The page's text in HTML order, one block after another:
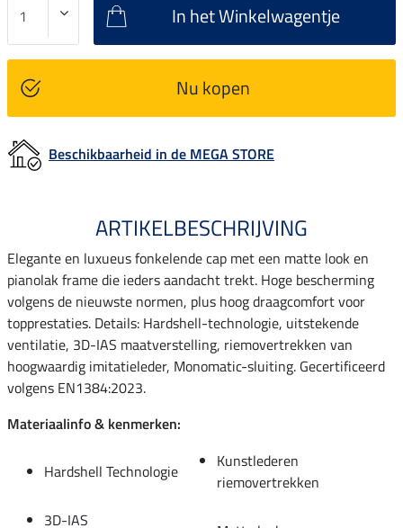
In het Winkelwagentje
Nu kopen
Beschikbaarheid in de MEGA STORE
ARTIKELBESCHRIJVING
Elegante en luxueus fonkelende cap met een matte look en
pianolak frame die ieders aandacht trekt. Hoge bescherming
volgens de nieuwste normen, plus hoog draagcomfort voor
topprestaties. Details: Hardshell-technologie, uitstekende
ventilatie, 3D-IAS maatverstelling, riemovertrekken van
hoogwaardig imitatieleder, Monomatic-sluiting. Gecertificeerd
volgens EN1384:2023.
Materiaalinfo & kenmerken:
Hardshell Technologie
Kunstlederen
riemovertrekken
3D-IAS